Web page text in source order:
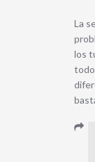
La
los